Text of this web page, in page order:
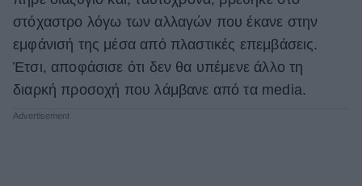
στόχαστρο λόγω των αλλαγών που έκανε στην
εμφάνισή της μέσα από πλαστικές επεμβάσεις.
Έτσι, αποφάσισε ότι δεν θα υπέμενε άλλο τη
διαρκή προσοχή που λάμβανε από τα media.